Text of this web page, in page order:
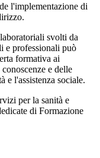
l'implementazione di
svolti da
e professionali può
formativa ai
e delle
e l'assistenza sociale.
per la sanità e
di Formazione